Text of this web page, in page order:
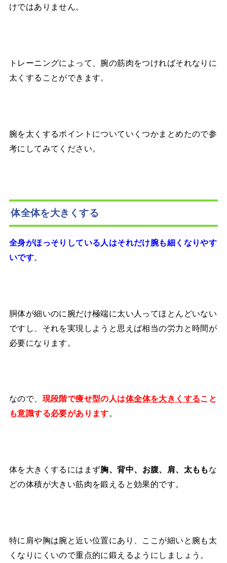
けではありません。
トレーニングによって、腕の筋肉をつければそれなりに
太くすることができます。
腕を太くするポイントについていくつかまとめたので参
考にしてみてください。
体全体を大きくする
全身がほっそりしている人はそれだけ腕も細くなりやす
いです。
胴体が細いのに腕だけ極端に太い人ってほとんどいない
ですし、それを実現しようと思えば相当の労力と時間が
必要になります。
なので、 現段階で痩せ型の人は体全体を大きくすること
も意識する必要があります。
体を大きくするにはまず胸、背中、お腹、肩、太もも な
どの体積が大きい筋肉を鍛えると効果的です。
特に肩や胸は腕と近い位置にあり、ここが細いと腕も太
くなりにくいので重点的に鍛えるようにしましょう。